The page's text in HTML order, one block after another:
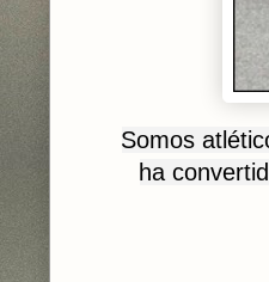
Somos
ha